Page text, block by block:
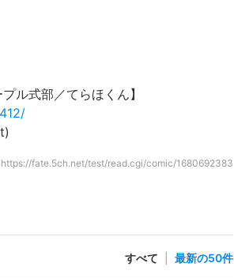
ル式部／てらほくん】
https://fate.5ch.net/test/read.cgi/comic/1680692383
すべて 最新の50件